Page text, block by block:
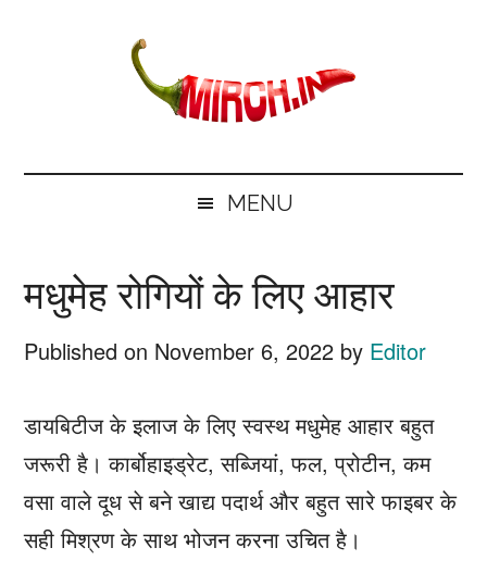
mirch.in
Hindi
MENU
मधुमेह रोगियों के लिए आहार
Published on November 6, 2022 by Editor
डायबिटीज के इलाज के लिए स्वस्थ मधुमेह आहार बहुत
जरूरी है। कार्बोहाइड्रेट, सब्जियां, फल, प्रोटीन, कम
वसा वाले दूध से बने खाद्य पदार्थ और बहुत सारे फाइबर के
सही मिश्रण के साथ भोजन करना उचित है।